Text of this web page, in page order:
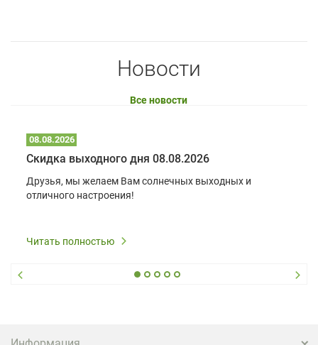
Новости
Все новости
08.08.2026
Скидка выходного дня 08.08.2026
Друзья, мы желаем Вам солнечных выходных и
отличного настроения!
Читать полностью